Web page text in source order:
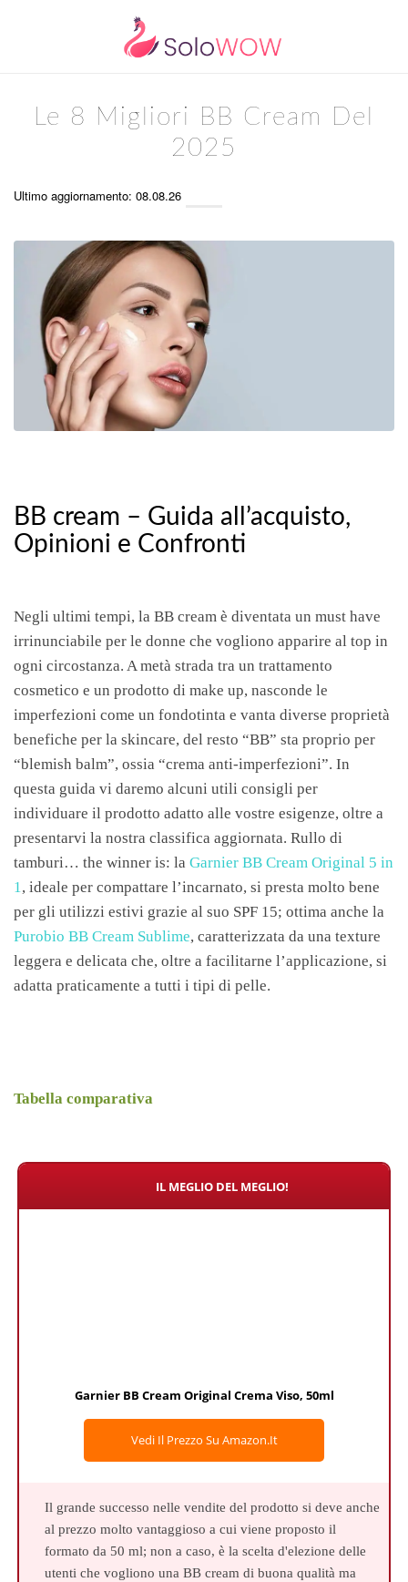
Le 8 Migliori BB Cream Del
2025
Ultimo aggiornamento: 08.08.26
BB cream – Guida all’acquisto,
Opinioni e Confronti
Negli ultimi tempi, la BB cream è diventata un must have
irrinunciabile per le donne che vogliono apparire al top in
ogni circostanza. A metà strada tra un trattamento
cosmetico e un prodotto di make up, nasconde le
imperfezioni come un fondotinta e vanta diverse proprietà
benefiche per la skincare, del resto “BB” sta proprio per
“blemish balm”, ossia “crema anti-imperfezioni”. In
questa guida vi daremo alcuni utili consigli per
individuare il prodotto adatto alle vostre esigenze, oltre a
presentarvi la nostra classifica aggiornata. Rullo di
tamburi… the winner is: la Garnier BB Cream Original 5 in
1, ideale per compattare l’incarnato, si presta molto bene
per gli utilizzi estivi grazie al suo SPF 15; ottima anche la
Purobio BB Cream Sublime, caratterizzata da una texture
leggera e delicata che, oltre a facilitarne l’applicazione, si
adatta praticamente a tutti i tipi di pelle.
Tabella comparativa
IL MEGLIO DEL MEGLIO!
Garnier BB Cream Original Crema Viso, 50ml
Vedi Il Prezzo Su Amazon.it
Il grande successo nelle vendite del prodotto si deve anche
al prezzo molto vantaggioso a cui viene proposto il
formato da 50 ml; non a caso, è la scelta d'elezione delle
utenti che vogliono una BB cream di buona qualità ma